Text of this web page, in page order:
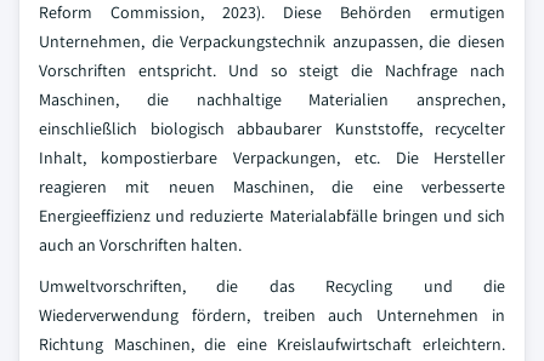
Reform Commission, 2023). Diese Behörden ermutigen
Unternehmen, die Verpackungstechnik anzupassen, die diesen
Vorschriften entspricht. Und so steigt die Nachfrage nach
Maschinen, die nachhaltige Materialien ansprechen,
einschließlich biologisch abbaubarer Kunststoffe, recycelter
Inhalt, kompostierbare Verpackungen, etc. Die Hersteller
reagieren mit neuen Maschinen, die eine verbesserte
Energieeffizienz und reduzierte Materialabfälle bringen und sich
auch an Vorschriften halten.
Umweltvorschriften, die das Recycling und die
Wiederverwendung fördern, treiben auch Unternehmen in
Richtung Maschinen, die eine Kreislaufwirtschaft erleichtern.